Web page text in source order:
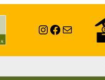
Instagram
Facebook
E-Mail